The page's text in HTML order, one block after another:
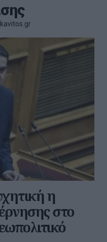
η
στο